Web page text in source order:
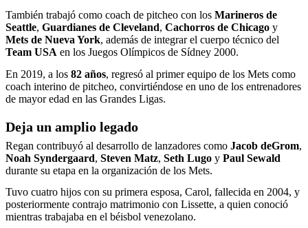
También trabajó como coach de pitcheo con los Marineros de
Seattle, Guardianes de Cleveland, Cachorros de Chicago y
Mets de Nueva York, además de integrar el cuerpo técnico del
Team USA en los Juegos Olímpicos de Sídney 2000.
En 2019, a los 82 años, regresó al primer equipo de los Mets como
coach interino de pitcheo, convirtiéndose en uno de los entrenadores
de mayor edad en las Grandes Ligas.
Deja un amplio legado
Regan contribuyó al desarrollo de lanzadores como Jacob deGrom,
Noah Syndergaard, Steven Matz, Seth Lugo y Paul Sewald
durante su etapa en la organización de los Mets.
Tuvo cuatro hijos con su primera esposa, Carol, fallecida en 2004, y
posteriormente contrajo matrimonio con Lissette, a quien conoció
mientras trabajaba en el béisbol venezolano.